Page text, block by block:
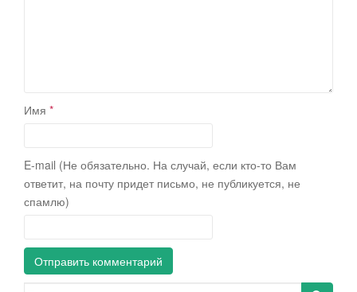
Имя *
E-mail (Не обязательно. На случай, если кто-то Вам
ответит, на почту придет письмо, не публикуется, не
спамлю)